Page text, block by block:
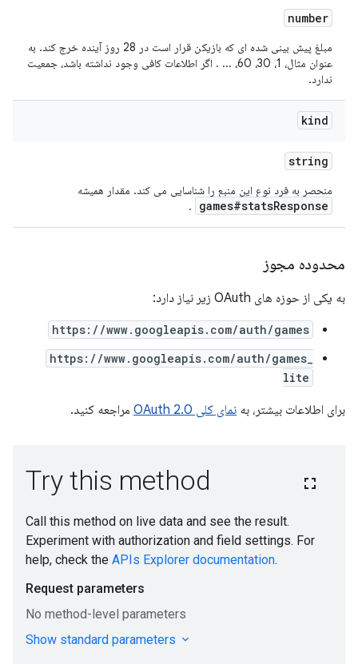
number
مبلغ پیش بینی شده ای که بازیکن قرار است در 28 روز آینده خرج کند. به
عنوان مثال، 1، 30، 60، ... . اگر اطلاعات کافی وجود نداشته باشد، جمعیت
ندارد.
kind
string
منحصر به فرد نوع این منبع را شناسایی می کند. مقدار همیشه
games#statsResponse
.
محدوده مجوز
به یکی از حوزه های OAuth زیر نیاز دارد:
https://www.googleapis.com/auth/games
https://www.googleapis.com/auth/games_
lite
برای اطلاعات بیشتر، به نمای کلی OAuth 2.0 مراجعه کنید.